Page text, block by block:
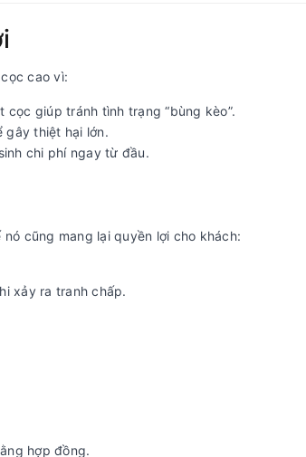
cao vì:
giúp tránh tình trạng “bùng kèo”.
gây thiệt hại lớn.
chi phí ngay từ đầu.
cũng mang lại quyền lợi cho khách:
xảy ra tranh chấp.
hợp đồng.